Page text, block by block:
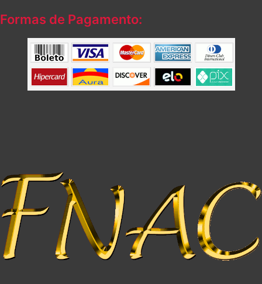
Formas de Pagamento: